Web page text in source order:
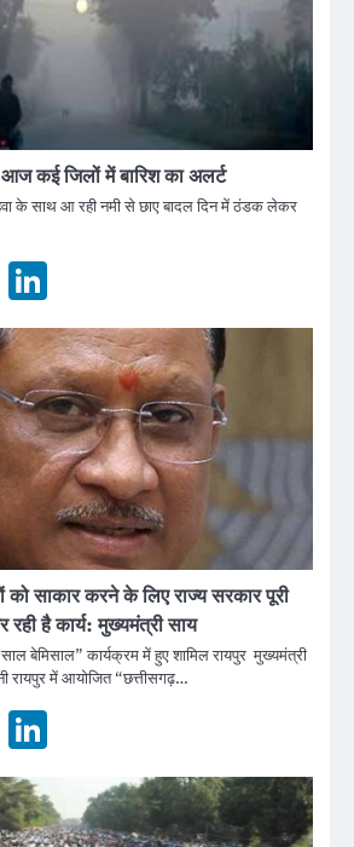
कई जिलों में बारिश का अलर्ट
के साथ आ रही नमी से छाए बादल दिन में ठंडक लेकर
Telegram
को साकार करने के लिए राज्य सरकार पूरी
रही है कार्य: मुख्यमंत्री साय
बेमिसाल” कार्यक्रम में हुए शामिल रायपुर मुख्यमंत्री
रायपुर में आयोजित “छत्तीसगढ़…
Telegram